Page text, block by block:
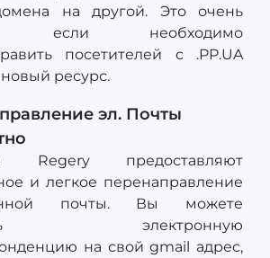
на другой. Это очень
если необходимо
посетителей c .PP.UA
новый ресурс.
эл. Почты
Regery предоставляют
и легкое перенаправление
почты. Вы можете
электронную
на свой gmail адрес,